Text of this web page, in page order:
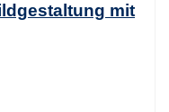
mit